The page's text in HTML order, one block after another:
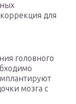
для
головного
мозга с